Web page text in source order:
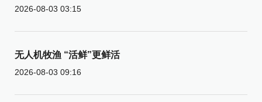
2026-08-03 03:15
无人机牧渔 “活鲜”更鲜活
2026-08-03 09:16